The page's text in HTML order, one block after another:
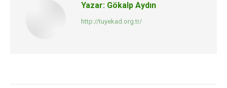
Yazar: Gökalp Aydın
http://tuyekad.org.tr/